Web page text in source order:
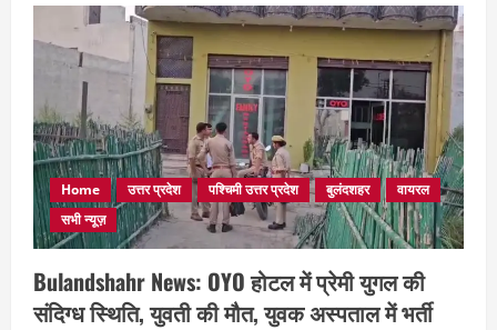
Home उत्तर प्रदेश पश्चिमी उत्तर प्रदेश बुलंदशहर
वायरल
सभी न्यूज़
Bulandshahr News: OYO होटल में प्रेमी युगल की
संदिग्ध स्थिति, युवती की मौत, युवक अस्पताल में भर्ती